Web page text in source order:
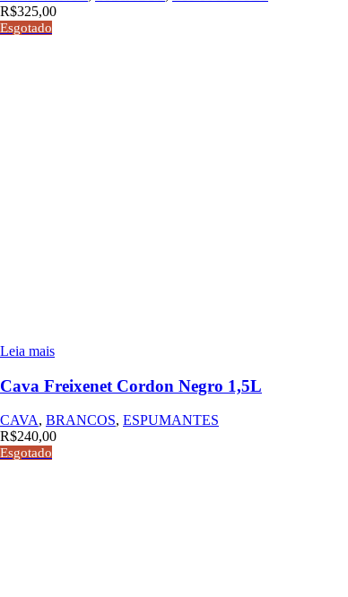
R$325,00
Esgotado
Leia mais
Cava Freixenet Cordon Negro 1,5L
CAVA, BRANCOS, ESPUMANTES
R$240,00
Esgotado